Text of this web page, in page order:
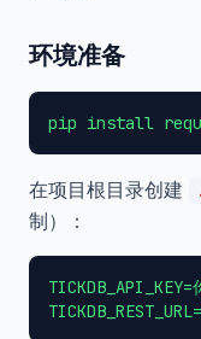
环境准备
在项目根目录创建
制）：